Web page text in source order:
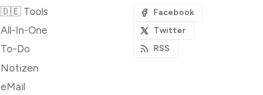
🇩🇪 Tools
All-In-One
To-Do
Notizen
eMail
Facebook
Twitter
RSS